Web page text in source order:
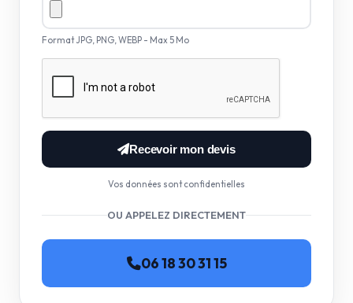
Format JPG, PNG, WEBP - Max 5 Mo
Recevoir mon devis
Vos données sont confidentielles
OU APPELEZ DIRECTEMENT
06 18 30 31 15